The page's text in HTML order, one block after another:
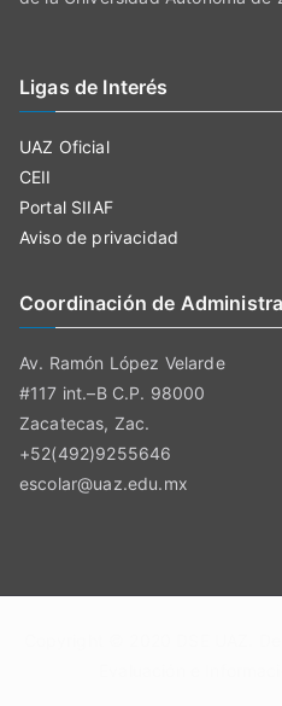
Ligas de Interés
UAZ Oficial
CEII
Portal SIIAF
Aviso de privacidad
Coordinación de
Av. Ramón López Velarde
#117 int.–B C.P. 98000
Zacatecas, Zac.
+52(492)9255646
escolar@uaz.edu.mx